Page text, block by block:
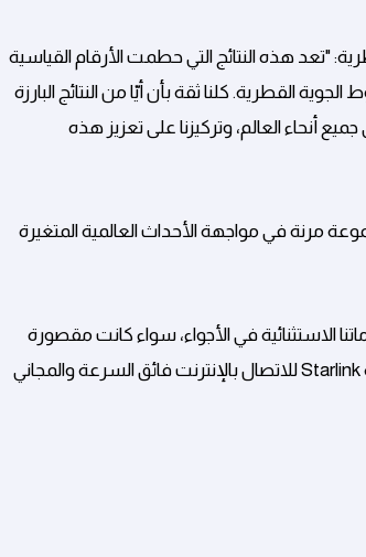
"تعد هذه النتائج التي حطمت الأرقام القياسية
القطرية. كلنا ثقة بأن أيّا من النتائج البارزة
عنها اليوم لن تكون ممكنة لولا موظفينا الذين يتجاوز عددهم 55,000 في جميع أنحاء العالم، وتركيزنا على تعزيز هذه
مرنة في مواجهة الأحداث العالمية المتغيرة
الاستثنائية في الأجواء، سواء كانت مقصورة
كيوسويت الحائزة على العديد من الجوائز العالمية، أو خدمة الطعام الفاخرة أو خدمة Starlink للاتصال بالإنترنت فائق السرعة والمجاني